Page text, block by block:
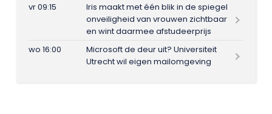
vr 09:15
Iris maakt met één blik in de spiegel
onveiligheid van vrouwen zichtbaar
en wint daarmee afstudeerprijs
wo 16:00
Microsoft de deur uit? Universiteit
Utrecht wil eigen mailomgeving